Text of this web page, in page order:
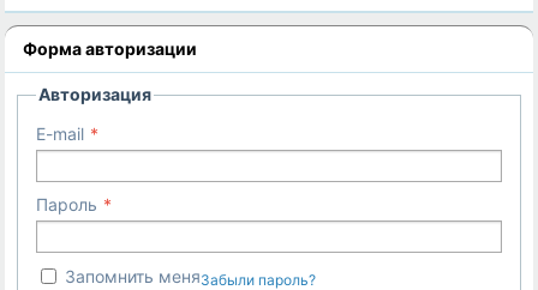
Форма авторизации
Авторизация
E-mail
Пароль
Запомнить меняЗабыли пароль?